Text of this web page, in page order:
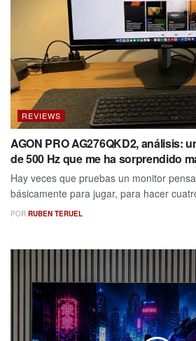
REVIEWS
AGON PRO AG276QKD2, análisis:
de 500 Hz que me ha sorprendido
Hay veces que pruebas un monitor
básicamente para jugar, para hacer
POR RUBEN TERUEL